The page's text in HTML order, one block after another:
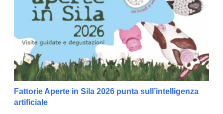
Fattorie Aperte in Sila 2026 punta sull’intelligenza
artificiale